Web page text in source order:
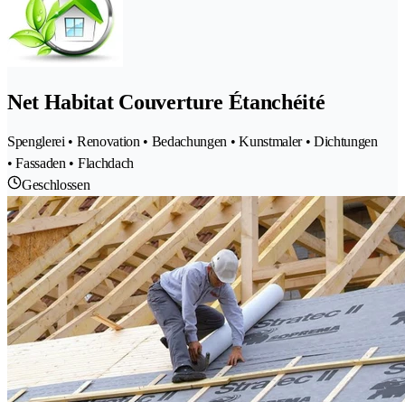
Net Habitat Couverture Étanchéité
Spenglerei • Renovation • Bedachungen • Kunstmaler • Dichtungen
• Fassaden • Flachdach
Geschlossen